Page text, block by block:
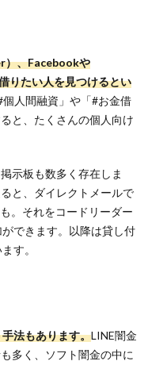
）、Facebookや
りたい人を見つけるとい
人間融資」や「#お金借
と、たくさんの個人向け
示板も数多く存在しま
と、ダイレクトメールで
。それをコードリーダー
できます。以降は貸し付
す。
法もあります。LINE闇金
多く、ソフト闇金の中に